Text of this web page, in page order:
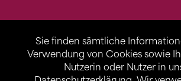
Sie finden sämtliche
Verwendung von Cookies sowie
Nutzerin oder Nutzer in